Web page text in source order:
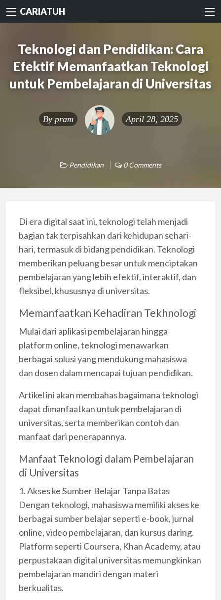
CARIATUH
Teknologi dan Pendidikan: Cara
Efektif Memanfaatkan Teknologi
untuk Pembelajaran di Universitas
By pram April 28, 2025
Pendidikan 0 Comments
Di era digital saat ini, teknologi telah menjadi
bagian tak terpisahkan dari kehidupan sehari-
hari, termasuk di bidang pendidikan. Teknologi
memberikan peluang besar untuk menciptakan
pembelajaran yang lebih efektif, interaktif, dan
fleksibel, khususnya di universitas.
Memanfaatkan Kehadiran Tekhnologi
Mulai dari aplikasi pembelajaran hingga
platform online, teknologi menawarkan
berbagai solusi yang mendukung mahasiswa
dan dosen dalam mencapai tujuan pendidikan.
Artikel ini akan membahas bagaimana teknologi
dapat dimanfaatkan untuk pembelajaran di
universitas, serta memberikan contoh dan
manfaat dari penerapannya.
Manfaat Teknologi dalam Pembelajaran
di Universitas
1. Akses ke Sumber Belajar Tanpa Batas
Dengan teknologi, mahasiswa memiliki akses ke
berbagai sumber belajar seperti e-book, jurnal
online, video pembelajaran, dan kursus daring.
Platform seperti Coursera, Khan Academy, atau
perpustakaan digital universitas memungkinkan
pembelajaran mandiri dengan materi
berkualitas.